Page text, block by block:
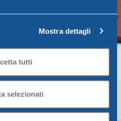
Mostra dettagli
tutti
selezionati
cm cotto
SOTTOVASO